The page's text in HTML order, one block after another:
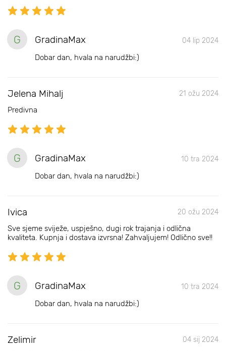
G GradinaMax 04 lip 2024
Dobar dan, hvala na narudžbi:)
Jelena Mihalj 21 ožu 2024
Predivna
G GradinaMax 10 tra 2024
Dobar dan, hvala na narudžbi:)
Ivica 20 ožu 2024
Sve sjeme sviježe, uspješno, dugi rok trajanja i odlična
kvaliteta. Kupnja i dostava izvrsna! Zahvaljujem! Odlično sve!!
G GradinaMax 10 tra 2024
Dobar dan, hvala na narudžbi:)
Zelimir 04 sij 2024